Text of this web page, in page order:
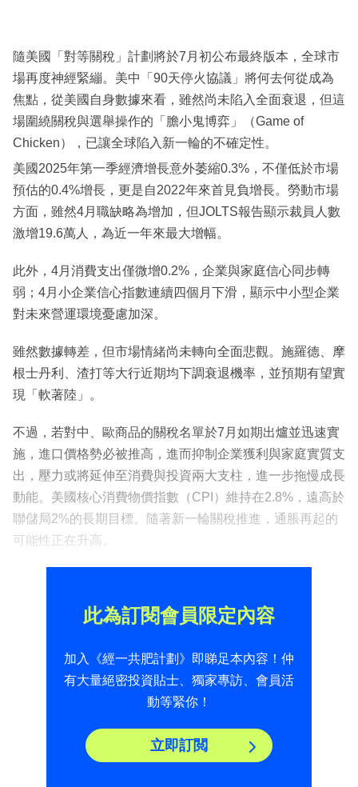
區
隨美國「對等關稅」計劃將於7月初公布最終版本，全球市
場再度神經緊繃。美中「90天停火協議」將何去何從成為
焦點，從美國自身數據來看，雖然尚未陷入全面衰退，但這
場圍繞關稅與選舉操作的「膽小鬼博弈」（Game of
Chicken），已讓全球陷入新一輪的不確定性。
美國2025年第一季經濟增長意外萎縮0.3%，不僅低於市場
預估的0.4%增長，更是自2022年來首見負增長。勞動市場
方面，雖然4月職缺略為增加，但JOLTS報告顯示裁員人數
激增19.6萬人，為近一年來最大增幅。
此外，4月消費支出僅微增0.2%，企業與家庭信心同步轉
弱；4月小企業信心指數連續四個月下滑，顯示中小型企業
對未來營運環境憂慮加深。
雖然數據轉差，但市場情緒尚未轉向全面悲觀。施羅德、摩
根士丹利、渣打等大行近期均下調衰退機率，並預期有望實
現「軟著陸」。
不過，若對中、歐商品的關稅名單於7月如期出爐並迅速實
施，進口價格勢必被推高，進而抑制企業獲利與家庭實質支
出，壓力或將延伸至消費與投資兩大支柱，進一步拖慢成長
動能。美國核心消費物價指數（CPI）維持在2.8%，遠高於
聯儲局2%的長期目標。隨著新一輪關稅推進，通脹再起的
可能性正在升高。
此為訂閱會員限定內容
加入《經一共肥計劃》即睇足本內容！仲
有大量絕密投資貼士、獨家專訪、會員活
動等緊你！
立即訂閲